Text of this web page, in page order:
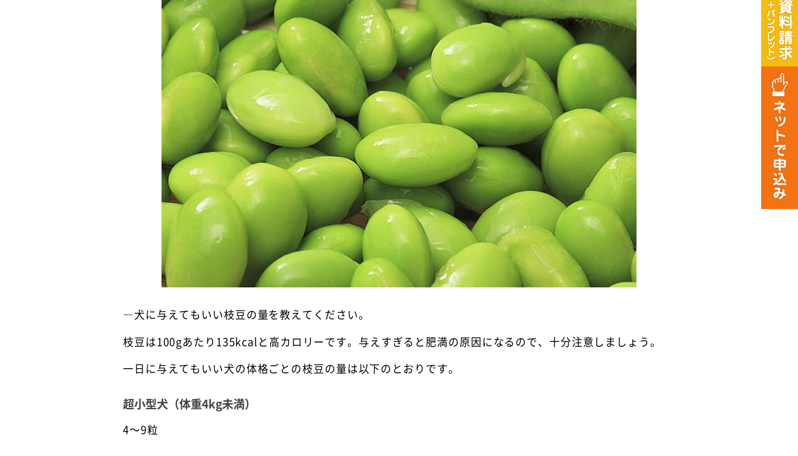
―犬に与えてもいい枝豆の量を教えてください。
枝豆は100gあたり135kcalと高カロリーです。与えすぎると肥満の原因になるので、十分注意しましょう。
一日に与えてもいい犬の体格ごとの枝豆の量は以下のとおりです。
超小型犬（体重4kg未満）
4～9粒